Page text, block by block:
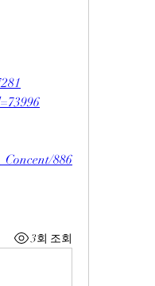
886
3회 조회